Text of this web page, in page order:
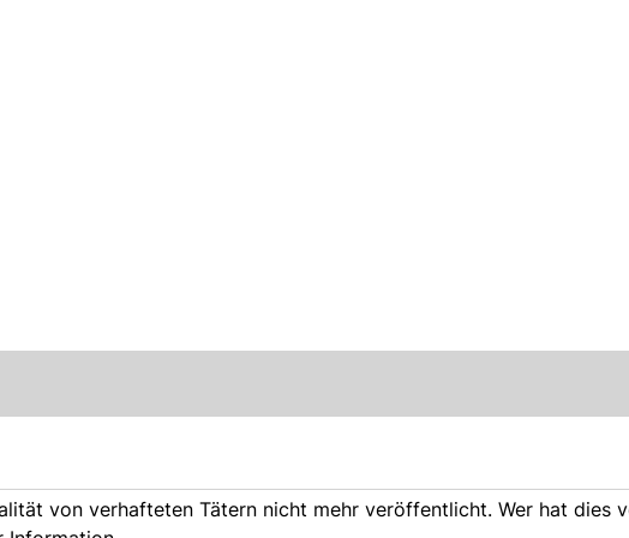
von verhafteten Tätern nicht mehr veröffentlicht. Wer hat dies